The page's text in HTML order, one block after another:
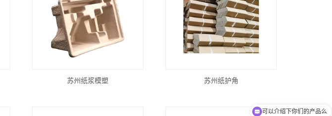
苏州纸浆模塑 苏州纸护角
你们是怎么收费的呢